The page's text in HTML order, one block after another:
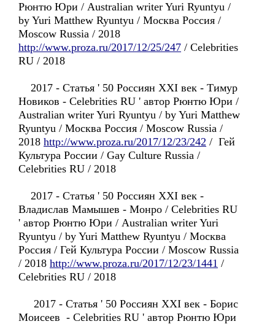
Рюнтю Юри / Australian writer Yuri Ryuntyu /
by Yuri Matthew Ryuntyu / Москва Россия /
Moscow Russia / 2018
http://www.proza.ru/2017/12/25/247 / Celebrities
RU / 2018
2017 - Статья ' 50 Россиян XXI век - Тимур
Новиков - Celebrities RU ' автор Рюнтю Юри /
Australian writer Yuri Ryuntyu / by Yuri Matthew
Ryuntyu / Москва Россия / Moscow Russia /
2018 http://www.proza.ru/2017/12/23/242 / Гей
Культура России / Gay Culture Russia /
Celebrities RU / 2018
2017 - Статья ' 50 Россиян XXI век -
Владислав Мамышев - Монро / Celebrities RU
' автор Рюнтю Юри / Australian writer Yuri
Ryuntyu / by Yuri Matthew Ryuntyu / Москва
Россия / Гей Культура России / Moscow Russia
/ 2018 http://www.proza.ru/2017/12/23/1441 /
Celebrities RU / 2018
2017 - Статья ' 50 Россиян XXI век - Борис
Моисеев - Celebrities RU ' автор Рюнтю Юри